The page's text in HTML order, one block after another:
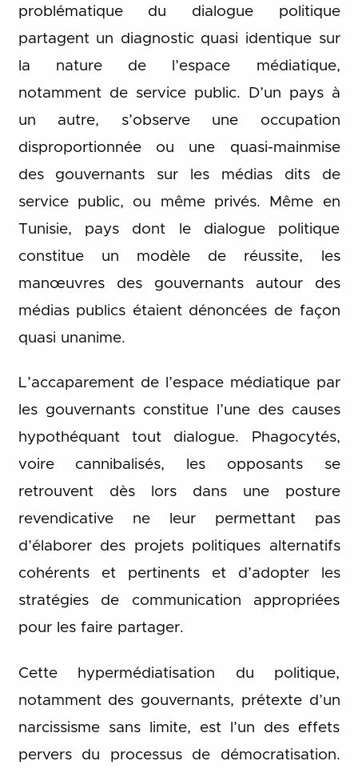
problématique du dialogue politique
partagent un diagnostic quasi identique sur
la nature de l’espace médiatique,
notamment de service public. D’un pays à
un autre, s’observe une occupation
disproportionnée ou une quasi-mainmise
des gouvernants sur les médias dits de
service public, ou même privés. Même en
Tunisie, pays dont le dialogue politique
constitue un modèle de réussite, les
manœuvres des gouvernants autour des
médias publics étaient dénoncées de façon
quasi unanime.
L’accaparement de l’espace médiatique par
les gouvernants constitue l’une des causes
hypothéquant tout dialogue. Phagocytés,
voire cannibalisés, les opposants se
retrouvent dès lors dans une posture
revendicative ne leur permettant pas
d’élaborer des projets politiques alternatifs
cohérents et pertinents et d’adopter les
stratégies de communication appropriées
pour les faire partager.
Cette hypermédiatisation du politique,
notamment des gouvernants, prétexte d’un
narcissisme sans limite, est l’un des effets
pervers du processus de démocratisation.